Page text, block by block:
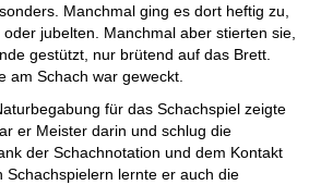
Manchmal ging es dort heftig zu,
jubelten. Manchmal aber stierten sie,
gestützt, nur brütend auf das Brett.
am Schach war geweckt.
für das Schachspiel zeigte
er Meister darin und schlug die
der Schachnotation und dem Kontakt
Schachspielern lernte er auch die